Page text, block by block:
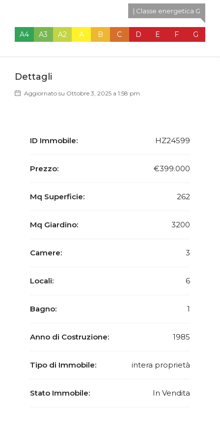
A4 A3 A2 A B C D E F
| Classe energetica G
G
Dettagli
Aggiornato su Ottobre 3, 2025 a 1:58 pm
ID Immobile: HZ24599
Prezzo: €399.000
Mq Superficie: 262
Mq Giardino: 3200
Camere: 3
Locali: 6
Bagno: 1
Anno di Costruzione: 1985
Tipo di Immobile: intera proprietà
Stato Immobile: In Vendita